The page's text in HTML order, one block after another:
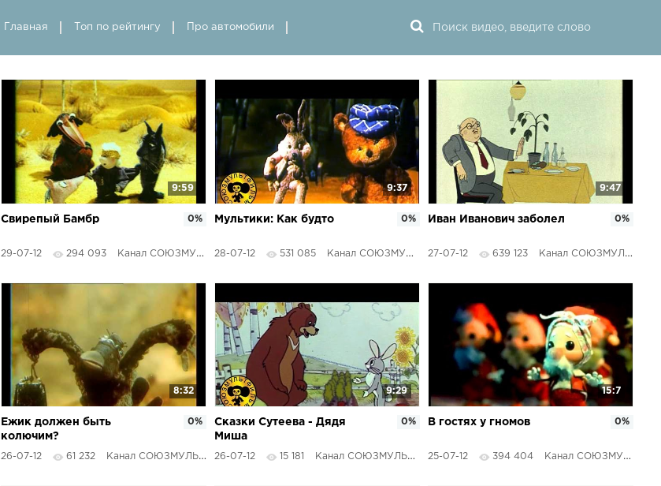
Главная Топ по рейтингу Про автомобили
9:59
Свирепый Бамбр
29-07-12 294 093 Канал СОЮЗМУЛЬТФИЛЬМЫ
0%
9:37
Мультики: Как будто
28-07-12 531 085 Канал СОЮЗМУЛЬТФИЛЬМЫ
0%
9:47
Иван Иванович заболел
27-07-12 639 123 Канал СОЮЗМУЛЬТФИЛЬМЫ
0%
8:32
Ежик должен быть
колючим?
26-07-12 61 232 Канал СОЮЗМУЛЬТФИЛЬМЫ
0%
9:29
Сказки Сутеева - Дядя
Миша
26-07-12 15 181 Канал СОЮЗМУЛЬТФИЛЬМЫ
0%
15:7
В гостях у гномов
25-07-12 394 404 Канал СОЮЗМУЛЬТФИЛЬМЫ
0%